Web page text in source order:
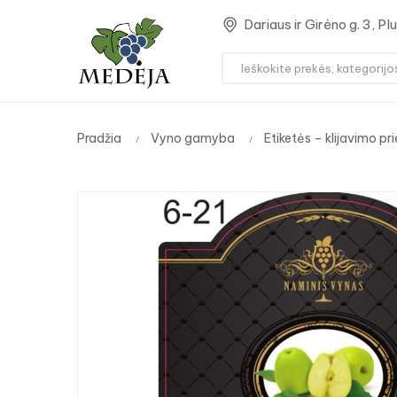
Dariaus ir Girėno g. 3,
Pradžia Vyno gamyba Etiketės – klijavimo